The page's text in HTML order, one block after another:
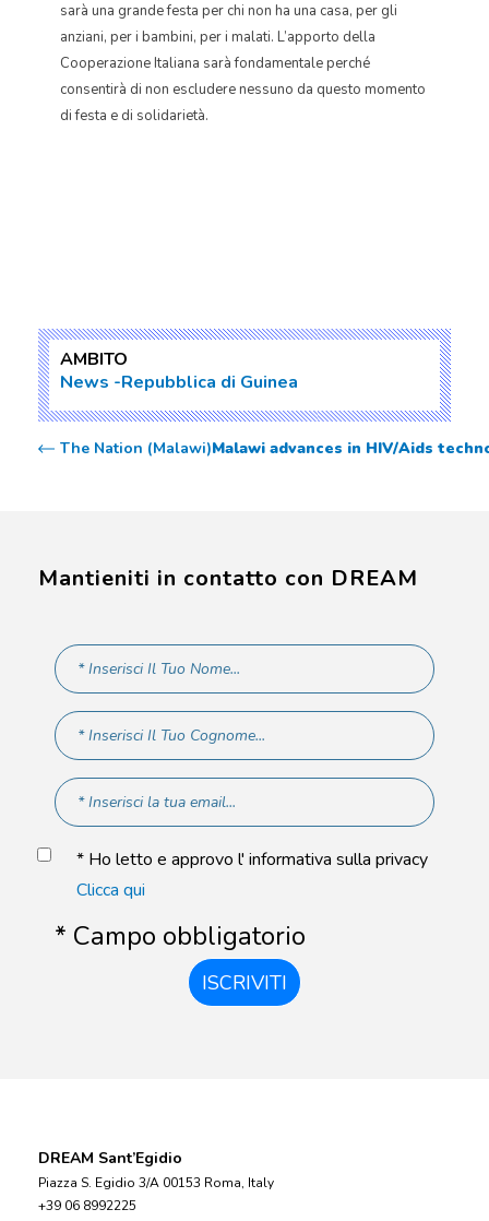
sarà una grande festa per chi non ha una casa, per gli
anziani, per i bambini, per i malati. L’apporto della
Cooperazione Italiana sarà fondamentale perché
consentirà di non escludere nessuno da questo momento
di festa e di solidarietà.
AMBITO
News Repubblica di Guinea
The Nation (Malawi)Malawi advances in HIV/Aids
Mantieniti in contatto con DREAM
* Ho letto e approvo l' informativa sulla privacy
Clicca qui
* Campo obbligatorio
ISCRIVITI
DREAM Sant’Egidio
Piazza S. Egidio 3/A 00153 Roma, Italy
+39 06 8992225